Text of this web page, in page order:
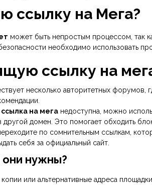
ссылку на Мега?
может быть непростым процессом, так
необходимо использовать
ссылку на
несколько авторитетных
ссылка на мега недоступна, можно
другой домен. Это помогает обходить
по сомнительным ссылкам,
себя за официальный сайт.
они нужны?
или альтернативные адреса